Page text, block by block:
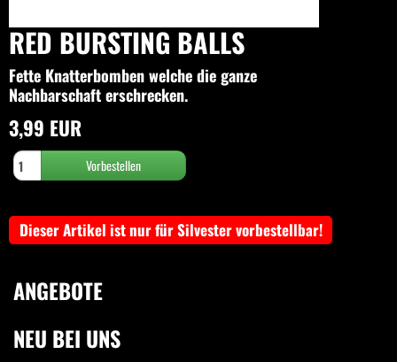
RED BURSTING BALLS
Fette Knatterbomben welche die ganze
Nachbarschaft erschrecken.
3,99 EUR
Dieser Artikel ist nur für Silvester vorbestellbar!
ANGEBOTE
NEU BEI UNS